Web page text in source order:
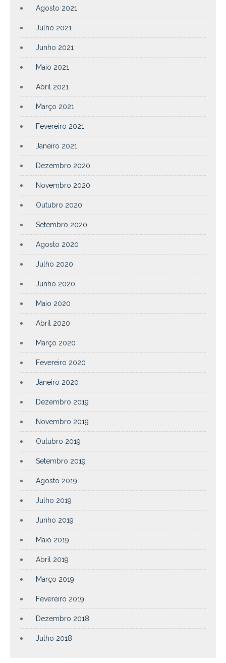
Agosto 2021
Julho 2021
Junho 2021
Maio 2021
Abril 2021
Março 2021
Fevereiro 2021
Janeiro 2021
Dezembro 2020
Novembro 2020
Outubro 2020
Setembro 2020
Agosto 2020
Julho 2020
Junho 2020
Maio 2020
Abril 2020
Março 2020
Fevereiro 2020
Janeiro 2020
Dezembro 2019
Novembro 2019
Outubro 2019
Setembro 2019
Agosto 2019
Julho 2019
Junho 2019
Maio 2019
Abril 2019
Março 2019
Fevereiro 2019
Dezembro 2018
Julho 2018